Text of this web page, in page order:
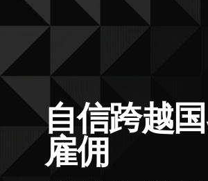
自信跨越
雇佣